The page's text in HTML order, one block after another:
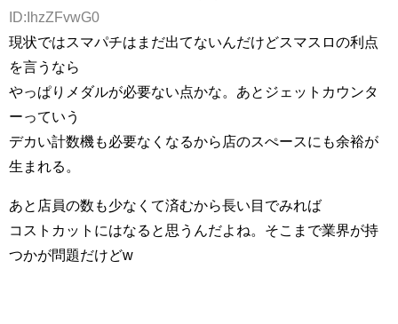
ID:IhzZFvwG0
現状ではスマパチはまだ出てないんだけどスマスロの利点
を言うなら
やっぱりメダルが必要ない点かな。あとジェットカウンタ
ーっていう
デカい計数機も必要なくなるから店のスぺースにも余裕が
生まれる。
あと店員の数も少なくて済むから長い目でみれば
コストカットにはなると思うんだよね。そこまで業界が持
つかが問題だけどw